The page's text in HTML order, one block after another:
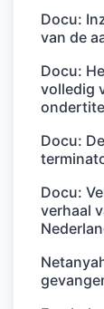
Docu:
van de
Docu:
volledig
Docu:
Docu:
verhaal